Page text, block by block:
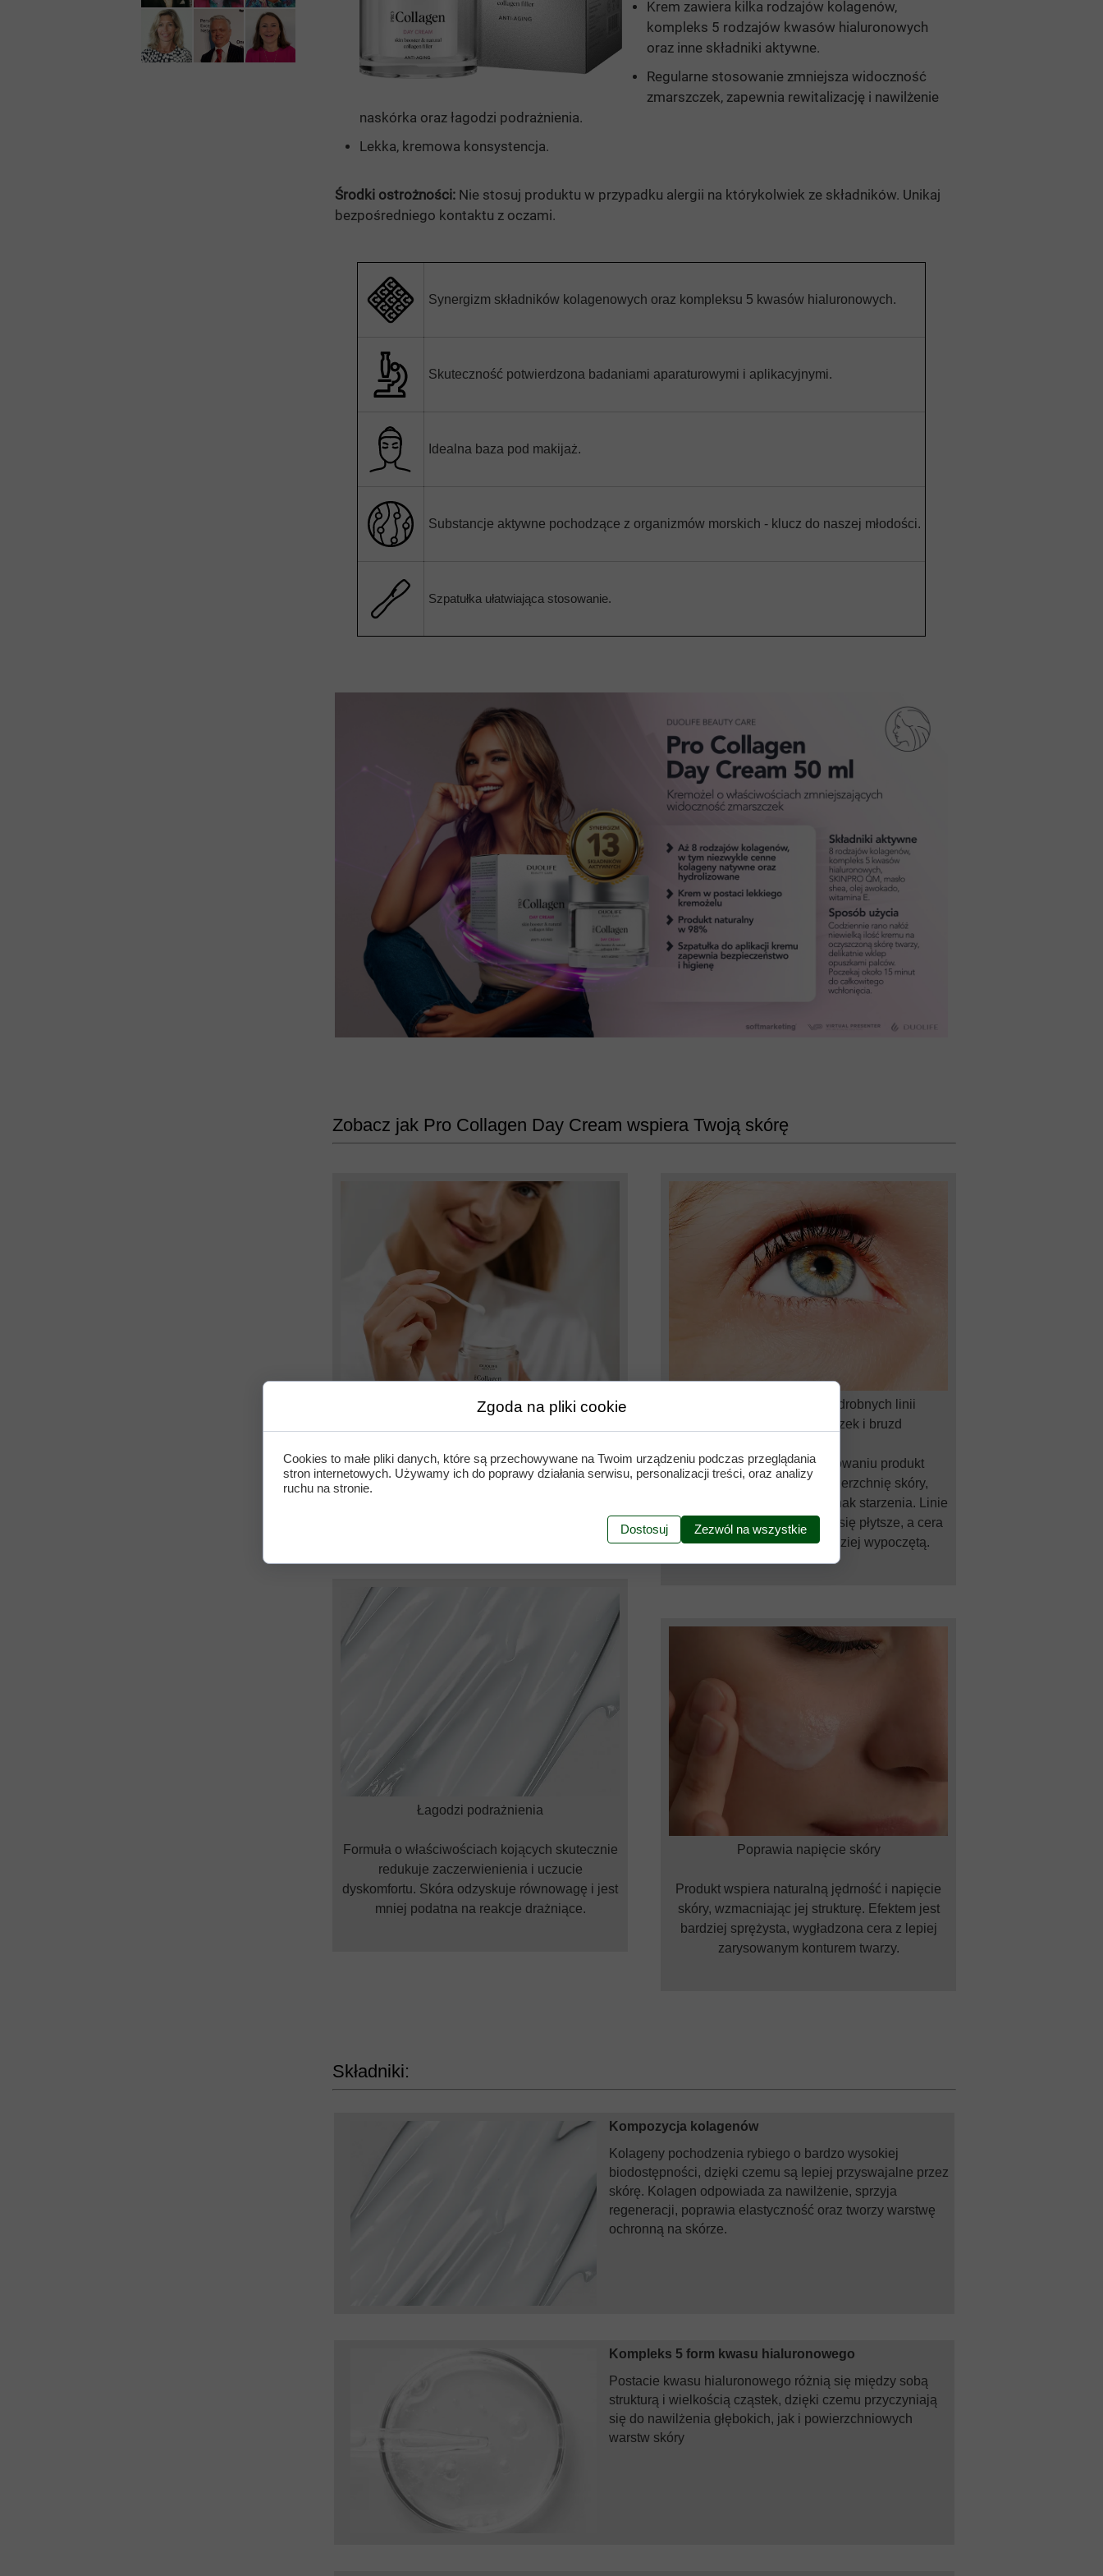
Krem zawiera kilka rodzajów kolagenów,
kompleks 5 rodzajów kwasów hialuronowych
oraz inne składniki aktywne.
Regularne stosowanie zmniejsza widoczność
zmarszczek, zapewnia rewitalizację i nawilżenie
naskórka oraz łagodzi podrażnienia.
Lekka, kremowa konsystencja.
Środki ostrożności: Nie stosuj produktu w przypadku alergii na którykolwiek ze składników. Unikaj
bezpośredniego kontaktu z oczami.
Synergizm składników kolagenowych oraz kompleksu 5 kwasów hialuronowych.
Skuteczność potwierdzona badaniami aparaturowymi i aplikacyjnymi.
Idealna baza pod makijaż.
Substancje aktywne pochodzące z organizmów morskich - klucz do naszej młodości.
Szpatułka ułatwiająca stosowanie.
Zobacz jak Pro Collagen Day Cream wspiera Twoją skórę
Intensywnie nawilża
nawilżenie, przywracając jej komfort i świeżość.
Skóra staje się bardziej elastyczna, miękka i
Zmniejsza widoczność drobnych linii
mimicznych, zmarszczek i bruzd
Dzięki regularnemu stosowaniu produkt
skutecznie wygładza powierzchnię skóry,
zmniejszając widoczność oznak starzenia. Linie
mimiczne i zmarszczki stają się płytsze, a cera
wygląda na młodszą i bardziej wypoczętą.
Łagodzi podrażnienia
Formuła o właściwościach kojących skutecznie
redukuje zaczerwienienia i uczucie
dyskomfortu. Skóra odzyskuje równowagę i jest
mniej podatna na reakcje drażniące.
Poprawia napięcie skóry
Produkt wspiera naturalną jędrność i napięcie
skóry, wzmacniając jej strukturę. Efektem jest
bardziej sprężysta, wygładzona cera z lepiej
zarysowanym konturem twarzy.
Składniki:
Kompozycja kolagenów
Kolageny pochodzenia rybiego o bardzo wysokiej
biodostępności, dzięki czemu są lepiej przyswajalne przez
skórę. Kolagen odpowiada za nawilżenie, sprzyja
regeneracji, poprawia elastyczność oraz tworzy warstwę
ochronną na skórze.
Kompleks 5 form kwasu hialuronowego
Postacie kwasu hialuronowego różnią się między sobą
strukturą i wielkością cząstek, dzięki czemu przyczyniają
się do nawilżenia głębokich, jak i powierzchniowych
warstw skóry
Zgoda na pliki cookie
Cookies to małe pliki danych, które są przechowywane na Twoim urządzeniu podczas przeglądania
stron internetowych. Używamy ich do poprawy działania serwisu, personalizacji treści, oraz analizy
ruchu na stronie.
Dostosuj Zezwól na wszystkie